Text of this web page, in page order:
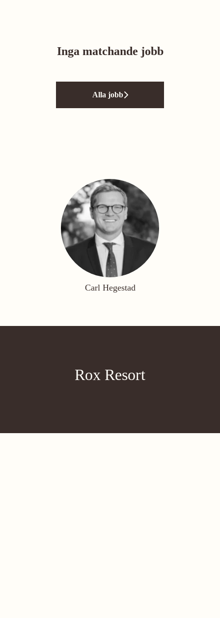
Inga matchande jobb
Alla jobb
Carl Hegestad
Rox Resort